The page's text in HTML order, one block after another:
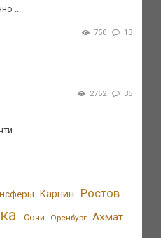
...
750 13
2752 35
...
Карпин Ростов
Сочи Оренбург Ахмат